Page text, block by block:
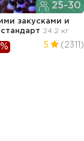
25-30
закусками и
24.2 кг
5 (2311)